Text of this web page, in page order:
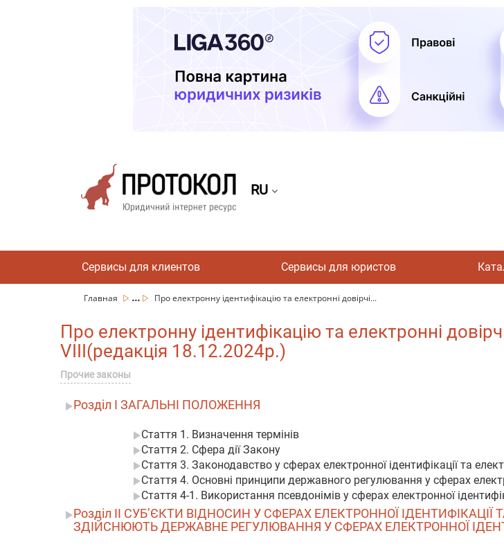
RU
Сервисы для клиентов Сервисы для юристов
Главная ... Про електронну ідентифікацію та електронні довірчі...
Про електронну ідентифікацію та електронні
VIII(редакція 18.12.2024р.)
Прочие законы
Розділ I ЗАГАЛЬНІ ПОЛОЖЕННЯ
Стаття 1. Визначення термінів
Стаття 2. Сфера дії Закону
Стаття 3. Законодавство у сферах електронної ідентифікації та
Стаття 4. Основні принципи державного регулювання у сферах
Стаття 4-1. Використання псевдонімів у сферах електронної
Розділ II СУБ’ЄКТИ ВІДНОСИН У СФЕРАХ ЕЛЕКТРОННОЇ
ЗДІЙСНЮЮТЬ ДЕРЖАВНЕ РЕГУЛЮВАННЯ У СФЕРАХ ЕЛЕКТРОННОЇ